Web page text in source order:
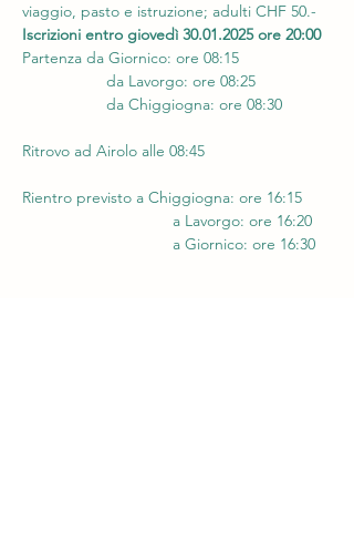
viaggio, pasto e istruzione; adulti CHF 50.-
Iscrizioni entro giovedì 30.01.2025 ore 20:00
Partenza da Giornico: ore 08:15
                   da Lavorgo: ore 08:25
                   da Chiggiogna: ore 08:30
Ritrovo ad Airolo alle 08:45
Rientro previsto a Chiggiogna: ore 16:15
                                  a Lavorgo: ore 16:20
                                  a Giornico: ore 16:30